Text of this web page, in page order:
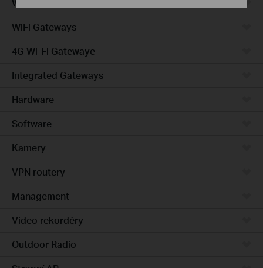
Wired Gateways
WiFi Gateways
4G Wi-Fi Gatewaye
Integrated Gateways
Hardware
Software
Kamery
VPN routery
Management
Video rekordéry
Outdoor Radio